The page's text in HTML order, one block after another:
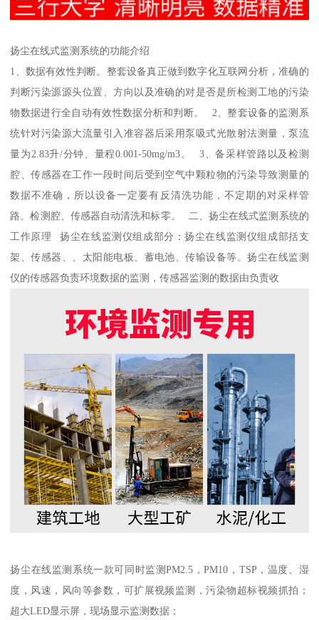
扬尘在线式监测系统的功能介绍
1、数据有效性判断。整套设备真正做到数字化互联网分析，准确的
判断污染源源头位置、方向以及准确的对是否是所检测工地的污染
物数据进行全自动有效性数据分析和判断。 2、整套设备的监测系
统针对污染源大流量引入准容器后采用泵吸式光散射法测量，泵流
量为2.83升/分钟、量程0.001-50mg/m3。 3、备采样管路以及检测
腔、传感器在工作一段时间后受到空气中颗粒物的污染导致测量的
数据不准确，所以设备一定要有反清洗功能，不定期的对采样管
路、检测腔、传感器自动清洗和标零。 二、扬尘在线式监测系统的
工作原理 扬尘在线监测仪组成部分：扬尘在线监测仪组成部括支
架、传感器、、太阳能电板、蓄电池、传输设备等。扬尘在线监测
仪的传感器负责环境数据的监测，传感器监测的数据由负责收
扬尘在线监测系统一款可同时监测PM2.5，PM10，TSP，温度、湿
度，风速，风向等参数，可扩展视频监测，污染物超标视频抓拍；
超大LED显示屏，现场显示监测数据；